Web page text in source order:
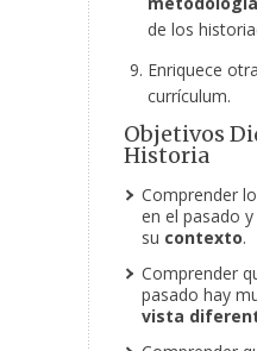
de los
Enriquece
currículum.
Objetivos
Historia
Comprender
en el pasado
su contexto.
Comprender
pasado hay
vista